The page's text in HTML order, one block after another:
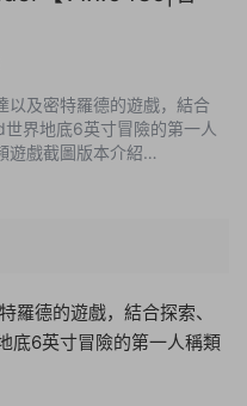
以及密特羅德的遊戲，結合
界地底6英寸冒險的第一人
遊戲截圖版本介紹
羅德的遊戲，結合探索、
底6英寸冒險的第一人稱類